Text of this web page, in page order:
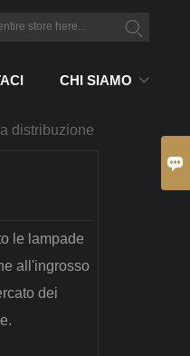
CHI SIAMO
distribuzione
le lampade
all'ingrosso
dei
